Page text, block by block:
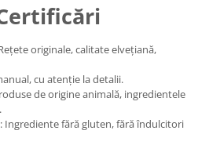
originale, calitate elvețiană,
cu atenție la detalii.
de origine animală, ingredientele
: Ingrediente fără gluten, fără îndulcitori